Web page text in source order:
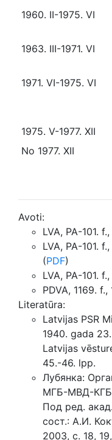
1960. II-1975. VI
1963. III-1971. VI
1971. VI-1975. VI
1975. V-1977. XII
No 1977. XII
Avoti:
LVA, PA-101.
LVA, PA-101.
(PDF)
LVA, PA-101.
PDVA, 1169.
Literatūra:
Latvijas PSR
1940. gada
Latvijas
45.-46. lpp.
Лубянка:
МГБ-МВД-КГБ.
Под ред.
сост.: А.И.
2003, c. 18,